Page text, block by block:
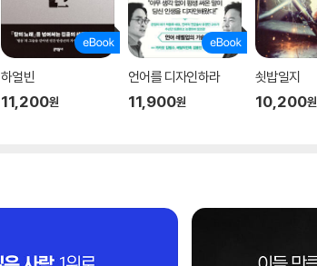
하얼빈
11,200원
언어를 디자인하라
11,900원
쇳밥일지
10,200원